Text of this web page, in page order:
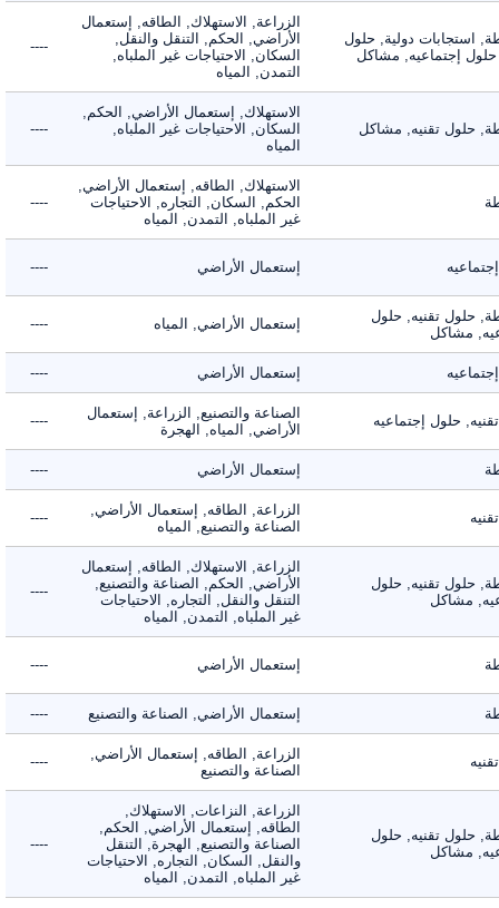
استجابات دولية, حلول
إجتماعيه, مشاكل
الزراعة, الاستهلاك, الطاقه, إستعمال
الأراضي, الحكم, التنقل والنقل,
السكان, الاحتياجات غير الملباه,
التمدن, المياه
----
حلول تقنيه, مشاكل
الاستهلاك, إستعمال الأراضي, الحكم,
السكان, الاحتياجات غير الملباه,
المياه
----
الاستهلاك, الطاقه, إستعمال الأراضي,
الحكم, السكان, التجاره, الاحتياجات
غير الملباه, التمدن, المياه
----
إستعمال الأراضي ----
حلول تقنيه, حلول
مشاكل
إستعمال الأراضي, المياه ----
إستعمال الأراضي ----
حلول إجتماعيه
الصناعة والتصنيع, الزراعة, إستعمال
الأراضي, المياه, الهجرة
----
إستعمال الأراضي ----
الزراعة, الطاقه, إستعمال الأراضي,
الصناعة والتصنيع, المياه
----
حلول تقنيه, حلول
مشاكل
الزراعة, الاستهلاك, الطاقه, إستعمال
الأراضي, الحكم, الصناعة والتصنيع,
التنقل والنقل, التجاره, الاحتياجات
غير الملباه, التمدن, المياه
----
إستعمال الأراضي ----
إستعمال الأراضي, الصناعة والتصنيع ----
الزراعة, الطاقه, إستعمال الأراضي,
الصناعة والتصنيع
----
حلول تقنيه, حلول
مشاكل
الزراعة, النزاعات, الاستهلاك,
الطاقه, إستعمال الأراضي, الحكم,
الصناعة والتصنيع, الهجرة, التنقل
والنقل, السكان, التجاره, الاحتياجات
غير الملباه, التمدن, المياه
----